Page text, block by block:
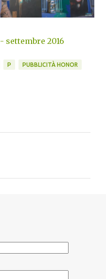
settembre 2016
P PUBBLICITÀ HONOR